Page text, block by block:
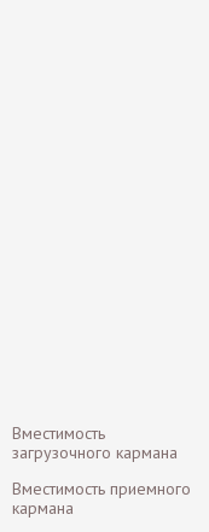
Вместимость
загрузочного кармана
Вместимость приемного
кармана